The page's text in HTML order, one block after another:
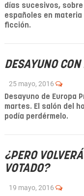
días sucesivos,
españoles en
ficción.
DESAYUNO
25 mayo, 2016
Desayuno de Europa
martes. El salón del
podía perdérmelo.
¿PERO
VOTADO?
19 mayo, 2016